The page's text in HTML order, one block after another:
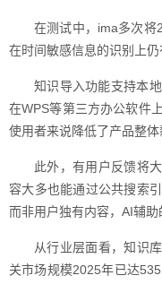
在测试中，ima多次将
在时间敏感信息的识别上仍
知识导入功能支持本
在WPS等第三方办公软件
使用者来说降低了产品整体
此外，有用户反馈将
容大多也能通过公共搜索
而非用户独有内容，AI辅助
从行业层面看，知识
关市场规模2025年已达